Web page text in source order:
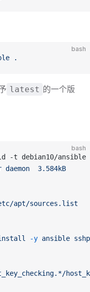
bash
.
latest 的一个版
bash
-t debian10/ansible
daemon
  3.584kB
apt/sources.list
-y ansible